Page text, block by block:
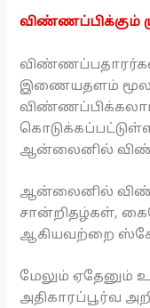
விண்ணப்பிக்கும்
விண்ணப்பதாரர்கள்
இணையதளம்
ஆன்லைனில்
ஆன்லைனில்
சான்றிதழ்கள்,
ஆகியவற்றை
மேலும் ஏதேனும்
அதிகாரப்பூர்வ